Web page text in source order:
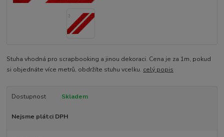
Stuha vhodná pro scrapbooking a jinou dekoraci. Cena je za 1m, pokud
si objednáte více metrů, obdržíte stuhu vcelku. celý popis
Dostupnost Skladem
Nejsme plátci DPH